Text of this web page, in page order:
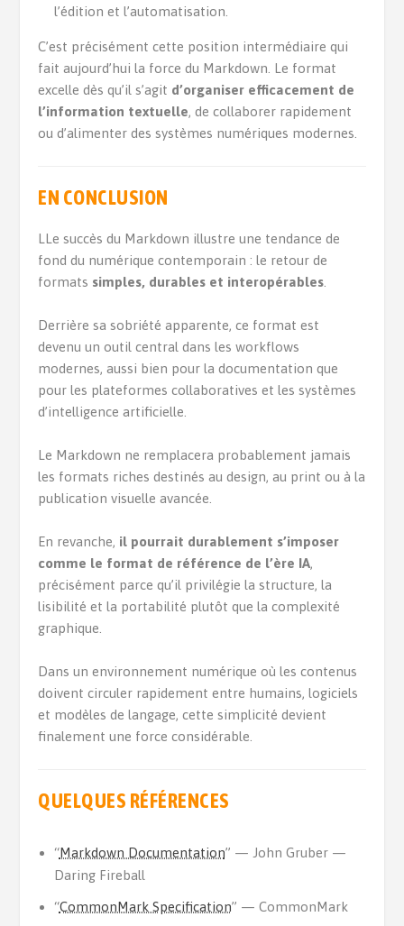
l’édition et l’automatisation.
C’est précisément cette position intermédiaire qui
fait aujourd’hui la force du Markdown. Le format
excelle dès qu’il s’agit d’organiser efficacement de
l’information textuelle, de collaborer rapidement
ou d’alimenter des systèmes numériques modernes.
EN CONCLUSION
LLe succès du Markdown illustre une tendance de
fond du numérique contemporain : le retour de
formats simples, durables et interopérables
Derrière sa sobriété apparente, ce format est
devenu un outil central dans les workflows
modernes, aussi bien pour la documentation que
pour les plateformes collaboratives et les systèmes
d’intelligence artificielle.
Le Markdown ne remplacera probablement jamais
les formats riches destinés au design, au print ou à la
publication visuelle avancée.
En revanche, il pourrait durablement s’imposer
comme le format de référence de l’ère IA,
précisément parce qu’il privilégie la structure, la
lisibilité et la portabilité plutôt que la complexité
graphique.
Dans un environnement numérique où les contenus
doivent circuler rapidement entre humains, logiciels
et modèles de langage, cette simplicité devient
finalement une force considérable.
QUELQUES RÉFÉRENCES
“Markdown Documentation” — John Gruber —
Daring Fireball
“CommonMark Specification” — CommonMark